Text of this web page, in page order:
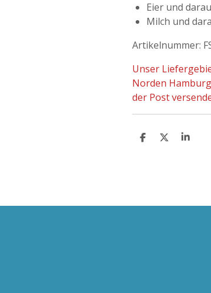
Eier und
Milch und
Artikelnummer:
Unser
Norden
der Post
T
T
T